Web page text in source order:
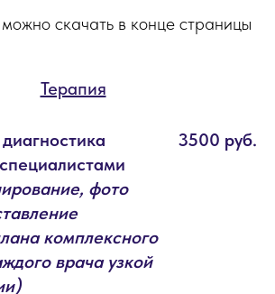
скачать в конце страницы
Терапия
фото
комплексного
врача узкой
3500 руб.